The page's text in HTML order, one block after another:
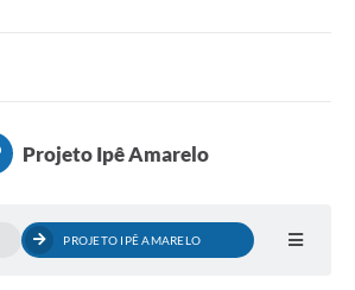
Projeto Ipê Amarelo
PROJETO IPÊ AMARELO